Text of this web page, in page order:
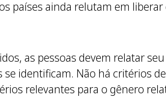
países ainda relutam em
as pessoas devem relatar
se identificam. Não há critérios
relevantes para o gênero